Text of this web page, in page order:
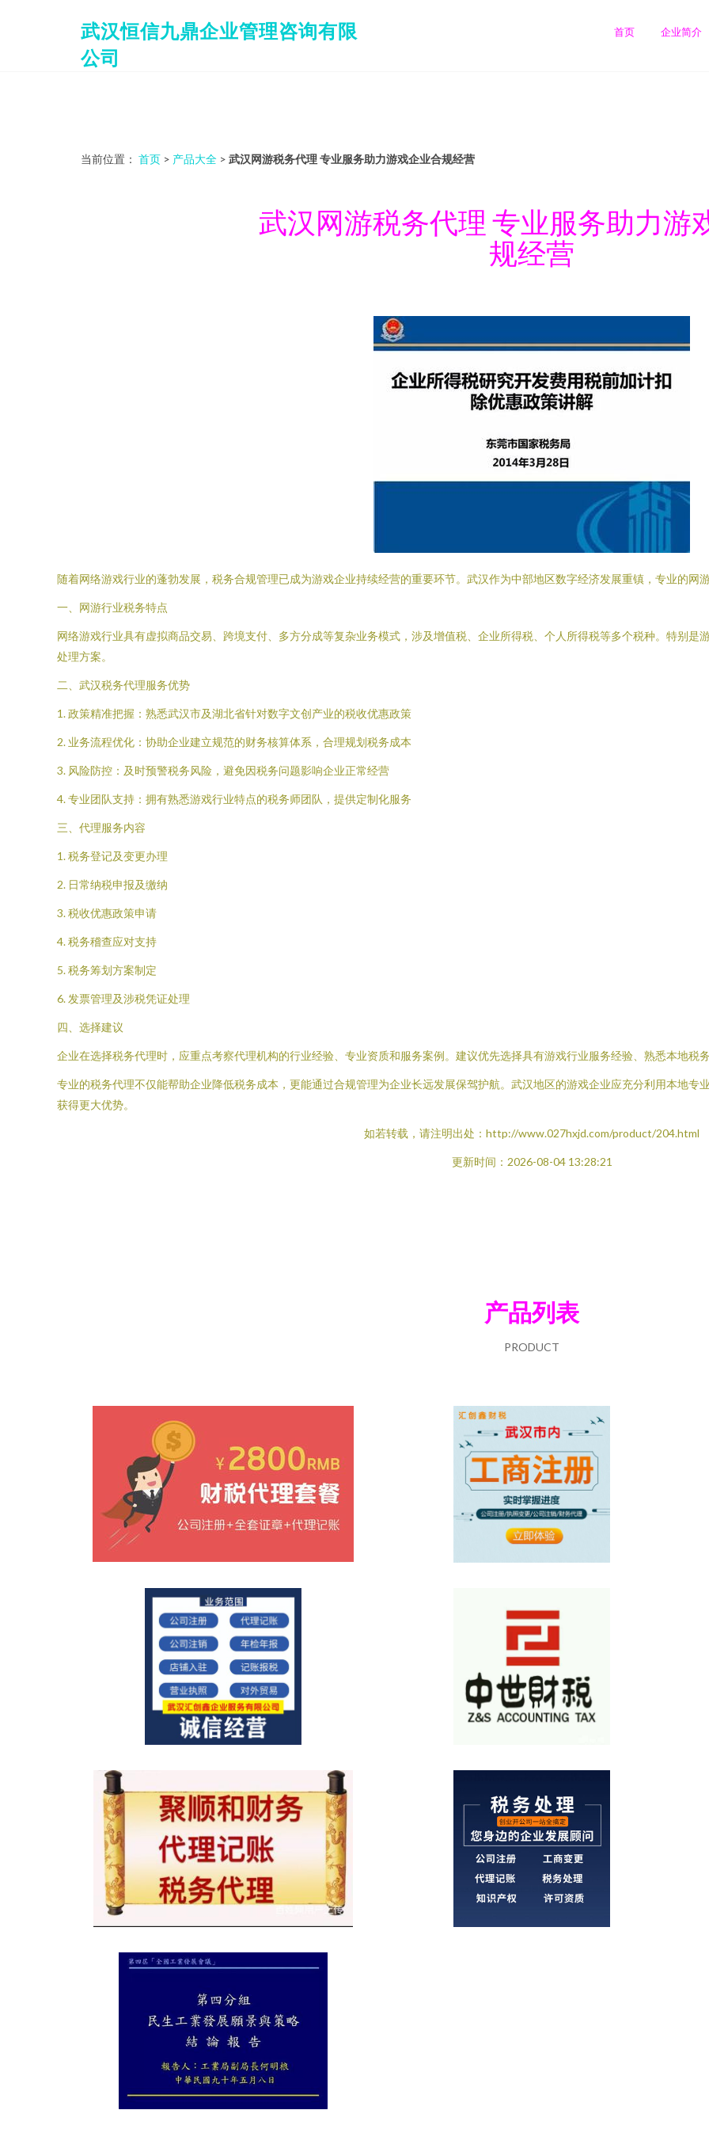
武汉恒信九鼎企业管理咨询有限
公司
首页 企业简介
当前位置： 首页 > 产品大全 > 武汉网游税务代理 专业服务助力游戏企业合规经营
武汉网游税务代理 专业服务助力游
规经营
随着网络游戏行业的蓬勃发展，税务合规管理已成为游戏企业持续经营的重要环节。武汉作为中部地区数字经济发展重镇，专业的网
一、网游行业税务特点
网络游戏行业具有虚拟商品交易、跨境支付、多方分成等复杂业务模式，涉及增值税、企业所得税、个人所得税等多个税种。特别是
处理方案。
二、武汉税务代理服务优势
1. 政策精准把握：熟悉武汉市及湖北省针对数字文创产业的税收优惠政策
2. 业务流程优化：协助企业建立规范的财务核算体系，合理规划税务成本
3. 风险防控：及时预警税务风险，避免因税务问题影响企业正常经营
4. 专业团队支持：拥有熟悉游戏行业特点的税务师团队，提供定制化服务
三、代理服务内容
1. 税务登记及变更办理
2. 日常纳税申报及缴纳
3. 税收优惠政策申请
4. 税务稽查应对支持
5. 税务筹划方案制定
6. 发票管理及涉税凭证处理
四、选择建议
企业在选择税务代理时，应重点考察代理机构的行业经验、专业资质和服务案例。建议优先选择具有游戏行业服务经验、熟悉本地税务
专业的税务代理不仅能帮助企业降低税务成本，更能通过合规管理为企业长远发展保驾护航。武汉地区的游戏企业应充分利用本地专
获得更大优势。
如若转载，请注明出处：http://www.027hxjd.com/product/204.html
更新时间：2026-08-04 13:28:21
产品列表
PRODUCT